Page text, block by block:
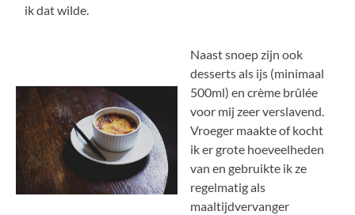
ik dat wilde.
Naast snoep zijn ook
desserts als ijs (minimaal
500ml) en crème brûlée
voor mij zeer verslavend.
Vroeger maakte of kocht
ik er grote hoeveelheden
van en gebruikte ik ze
regelmatig als
maaltijdvervanger